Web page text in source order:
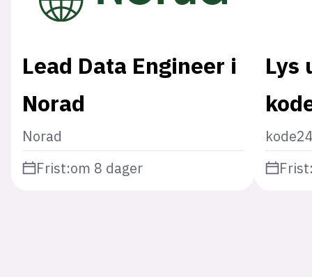
Lead Data Engineer i
Norad
Norad
Frist:om 8 dager
Lys